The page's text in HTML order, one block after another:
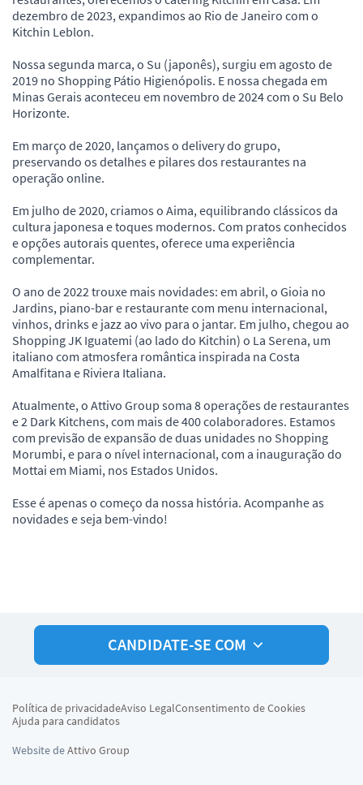
dezembro de 2023, expandimos ao Rio de Janeiro com o
Kitchin Leblon.
Nossa segunda marca, o Su (japonês), surgiu em agosto de
2019 no Shopping Pátio Higienópolis. E nossa chegada em
Minas Gerais aconteceu em novembro de 2024 com o Su Belo
Horizonte.
Em março de 2020, lançamos o delivery do grupo,
preservando os detalhes e pilares dos restaurantes na
operação online.
Em julho de 2020, criamos o Aima, equilibrando clássicos da
cultura japonesa e toques modernos. Com pratos conhecidos
e opções autorais quentes, oferece uma experiência
complementar.
O ano de 2022 trouxe mais novidades: em abril, o Gioia no
Jardins, piano-bar e restaurante com menu internacional,
vinhos, drinks e jazz ao vivo para o jantar. Em julho, chegou ao
Shopping JK Iguatemi (ao lado do Kitchin) o La Serena, um
italiano com atmosfera romântica inspirada na Costa
Amalfitana e Riviera Italiana.
Atualmente, o Attivo Group soma 8 operações de restaurantes
e 2 Dark Kitchens, com mais de 400 colaboradores. Estamos
com previsão de expansão de duas unidades no Shopping
Morumbi, e para o nível internacional, com a inauguração do
Mottai em Miami, nos Estados Unidos.
Esse é apenas o começo da nossa história. Acompanhe as
novidades e seja bem-vindo!
CANDIDATE-SE COM
Política de privacidadeAviso LegalConsentimento de Cookies
Ajuda para candidatos
Website deAttivo Group